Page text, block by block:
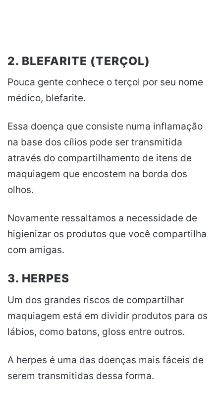
2. BLEFARITE (TERÇOL)
Pouca gente conhece o terçol por seu nome
médico, blefarite.
Essa doença que consiste numa inflamação
na base dos cílios pode ser transmitida
através do compartilhamento de itens de
maquiagem que encostem na borda dos
olhos.
Novamente ressaltamos a necessidade de
higienizar os produtos que você compartilha
com amigas.
3. HERPES
Um dos grandes riscos de compartilhar
maquiagem está em dividir produtos para os
lábios, como batons, gloss entre outros.
A herpes é uma das doenças mais fáceis de
serem transmitidas dessa forma.